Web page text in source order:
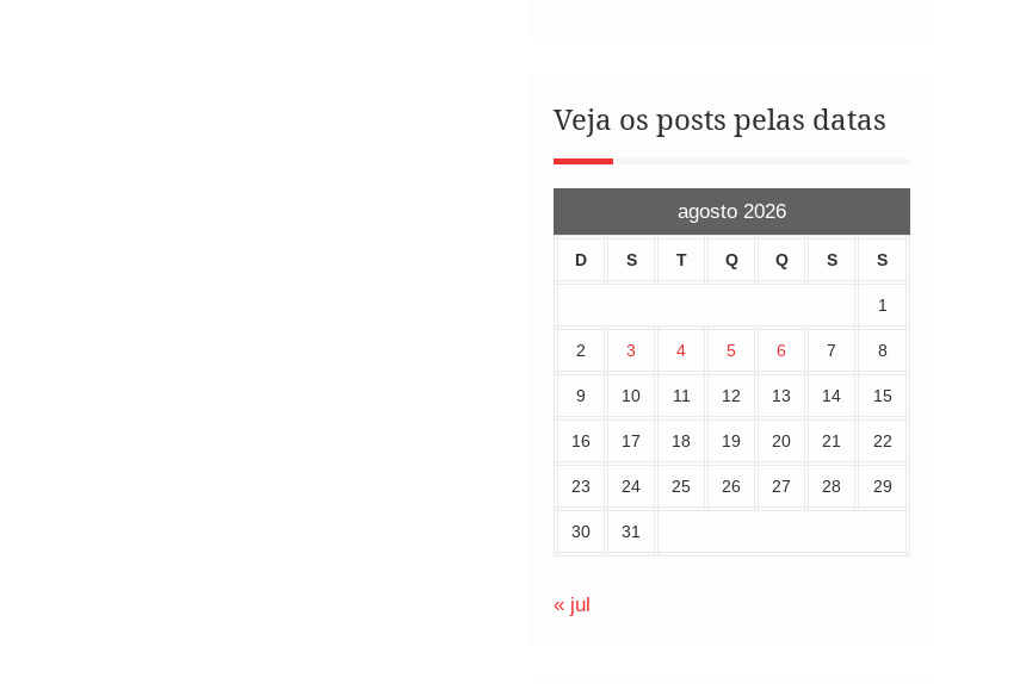
Veja os posts pelas datas
agosto 2026
D S T Q Q S S
1
2 3 4 5 6 7 8
9 10 11 12 13 14 15
16 17 18 19 20 21 22
23 24 25 26 27 28 29
30 31
« jul